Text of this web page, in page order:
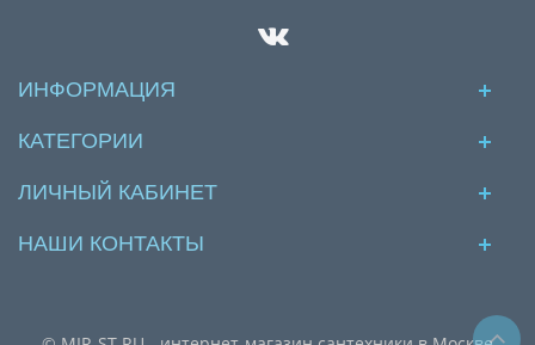
ИНФОРМАЦИЯ
КАТЕГОРИИ
ЛИЧНЫЙ КАБИНЕТ
НАШИ КОНТАКТЫ